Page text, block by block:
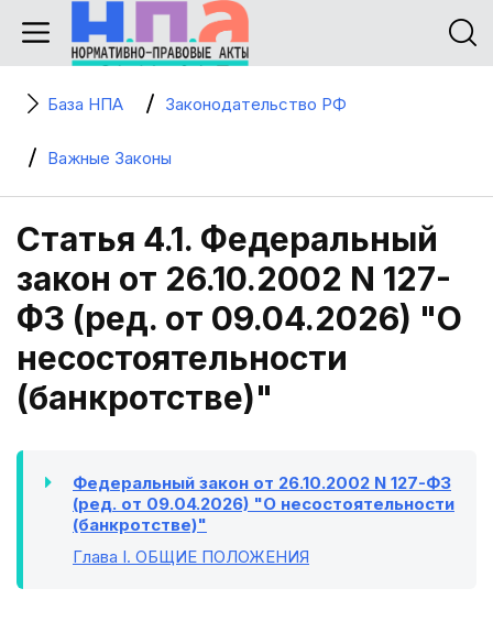
База НПА Законодательство РФ
Важные Законы
Статья 4.1. Федеральный
закон от 26.10.2002 N 127-
ФЗ (ред. от 09.04.2026) "О
несостоятельности
(банкротстве)"
Федеральный закон от 26.10.2002 N 127-ФЗ
(ред. от 09.04.2026) "О несостоятельности
(банкротстве)"
Глава I. ОБЩИЕ ПОЛОЖЕНИЯ